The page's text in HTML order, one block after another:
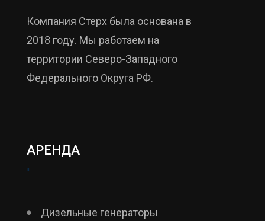
Компания Стерх была основана в
2018 году. Мы работаем на
территории Северо-Западного
Федерального Округа РФ.
АРЕНДА
Дизельные генераторы